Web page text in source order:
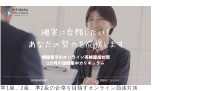
準1級、2級、準2級の合格を目指すオンライン面接対策